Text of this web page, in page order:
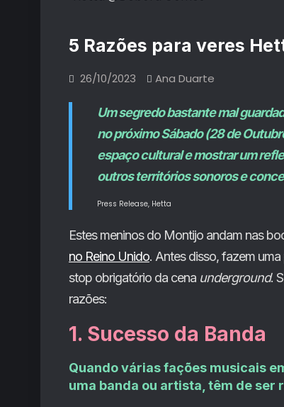
5 Razões para veres
26/10/2023 Ana Duarte
Um segredo bastante mal
no próximo Sábado (28 de
espaço cultural e mostrar um
outros territórios sonoros e
Press Release, Hetta
Estes meninos do Montijo andam nas
no Reino Unido. Antes disso, fazem
stop obrigatório da cena underground.
razões:
1. Sucesso da Banda
Quando várias fações musicais
uma banda ou artista, têm de